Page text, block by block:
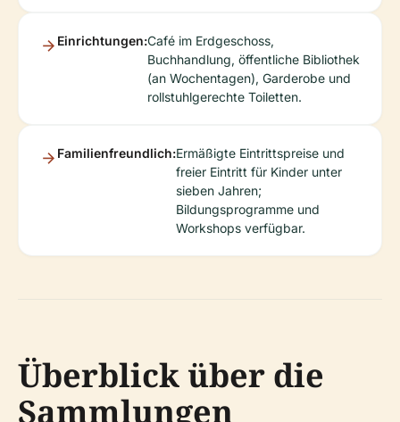
Einrichtungen:Café im Erdgeschoss,
Buchhandlung, öffentliche Bibliothek
(an Wochentagen), Garderobe und
rollstuhlgerechte Toiletten.
Familienfreundlich:Ermäßigte Eintrittspreise und
freier Eintritt für Kinder unter
sieben Jahren;
Bildungsprogramme und
Workshops verfügbar.
Überblick über die
Sammlungen